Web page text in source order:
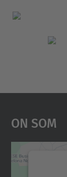
On Som